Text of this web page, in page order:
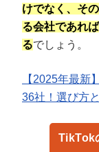
けでなく、そ
る会社であれ
るでしょう。
【2025年最新
36社！選び方
TikTok